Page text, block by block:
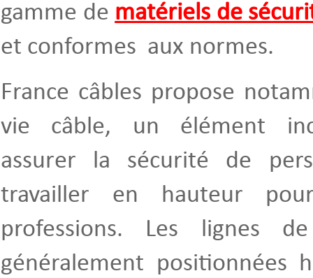
gamme de matériels de
et conformes aux normes.
France câbles propose
vie câble, un élément
assurer la sécurité de
travailler en hauteur
professions. Les lignes
généralement positionnées